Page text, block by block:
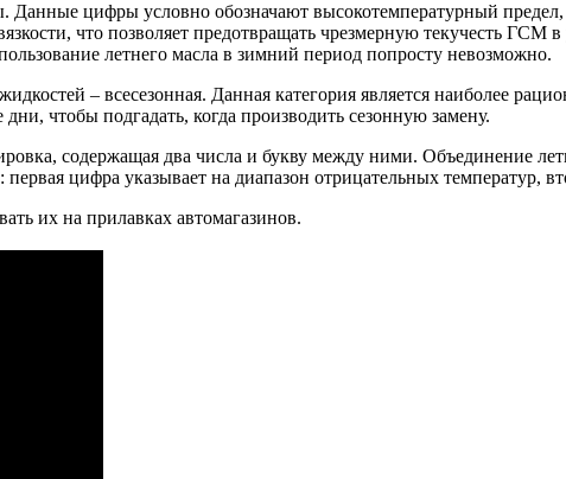
цифры условно обозначают высокотемпературный предел,
что позволяет предотвращать чрезмерную текучесть ГСМ
летнего масла в зимний период попросту невозможно.
– всесезонная. Данная категория является наиболее
чтобы подгадать, когда производить сезонную замену.
содержащая два числа и букву между ними. Объединение
цифра указывает на диапазон отрицательных температур,
их на прилавках автомагазинов.